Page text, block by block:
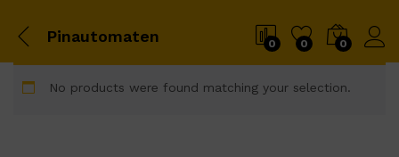
Pinautomaten 0 0 0
No products were found matching your selection.